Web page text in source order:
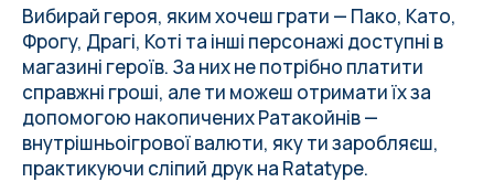
Вибирай героя, яким хочеш грати — Пако, Като,
Фрогу, Драгі, Коті та інші персонажі доступні в
магазині героїв. За них не потрібно платити
справжні гроші, але ти можеш отримати їх за
допомогою накопичених Ратакойнів —
внутрішньоігрової валюти, яку ти заробляєш,
практикуючи сліпий друк на Ratatype.